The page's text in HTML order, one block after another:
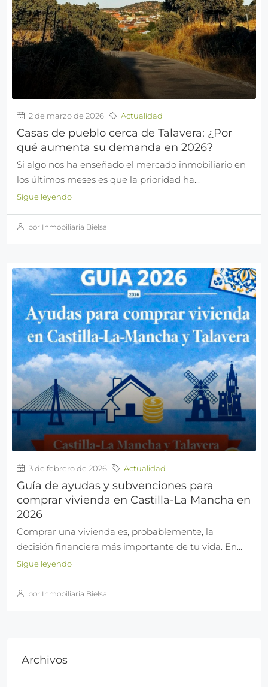
2 de marzo de 2026 Actualidad
Casas de pueblo cerca de Talavera: ¿Por
qué aumenta su demanda en 2026?
Si algo nos ha enseñado el mercado inmobiliario en
los últimos meses es que la prioridad ha...
Sigue leyendo
por Inmobiliaria Bielsa
3 de febrero de 2026 Actualidad
Guía de ayudas y subvenciones para
comprar vivienda en Castilla-La Mancha en
2026
Comprar una vivienda es, probablemente, la
decisión financiera más importante de tu vida. En...
Sigue leyendo
por Inmobiliaria Bielsa
Archivos